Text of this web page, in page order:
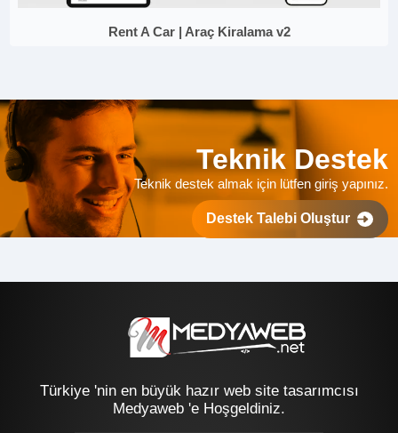
Rent A Car | Araç Kiralama v2
Teknik Destek
Teknik destek almak için lütfen giriş yapınız.
Destek Talebi Oluştur
Türkiye 'nin en büyük hazır web site tasarımcısı
Medyaweb 'e Hoşgeldiniz.